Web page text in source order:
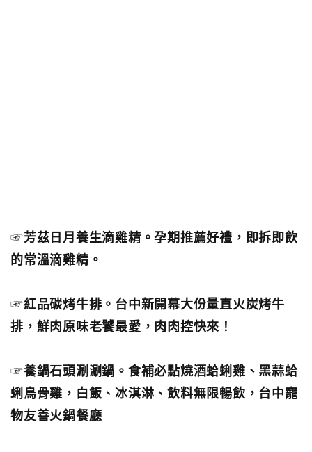
☞芳茲日月養生滴雞精。孕期推薦好禮，即拆即飲
的常溫滴雞精。
☞紅品碳烤牛排。台中新開幕大份量直火炭烤牛
排，鮮肉原味老饕最愛，肉肉控快來！
☞養鍋石頭涮涮鍋。食補必點燒酒蛤蜊雞、黑蒜蛤
蜊烏骨雞，白飯、冰淇淋、飲料無限暢飲，台中寵
物友善火鍋餐廳